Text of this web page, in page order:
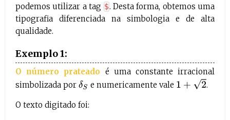
podemos utilizar a tag $. Desta forma, obtemos uma
tipografia diferenciada na simbologia e de alta
qualidade.
Exemplo 1:
O número prateado é uma constante irracional
simbolizada por δS e numericamente vale 1 2 .
O texto digitado foi: